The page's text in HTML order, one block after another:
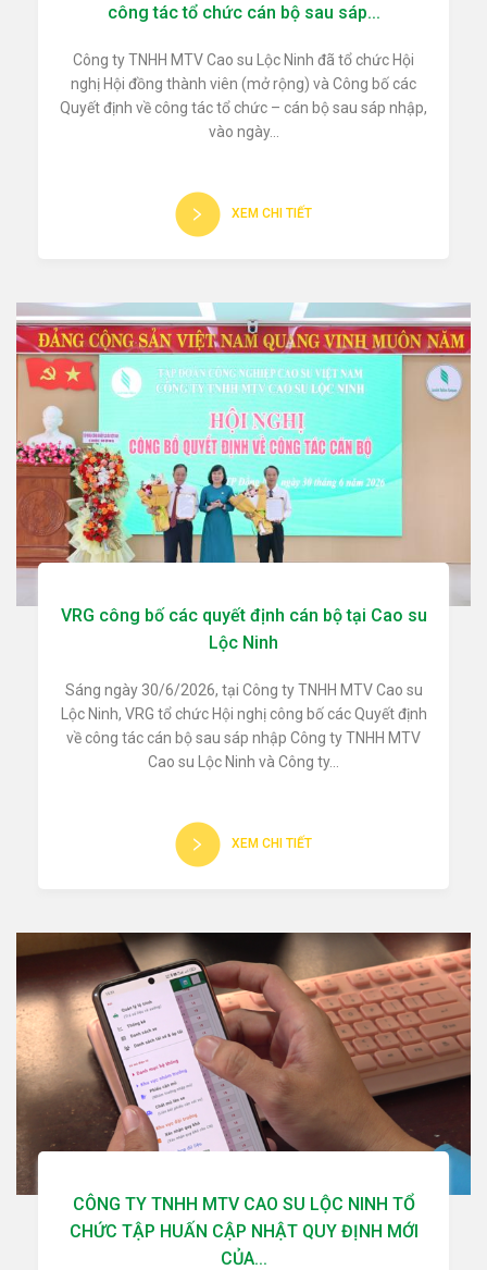
công tác tổ chức cán bộ sau sáp...
Công ty TNHH MTV Cao su Lộc Ninh đã tổ chức Hội
nghị Hội đồng thành viên (mở rộng) và Công bố các
Quyết định về công tác tổ chức – cán bộ sau sáp nhập,
vào ngày...
XEM CHI TIẾT
VRG công bố các quyết định cán bộ tại Cao su
Lộc Ninh
Sáng ngày 30/6/2026, tại Công ty TNHH MTV Cao su
Lộc Ninh, VRG tổ chức Hội nghị công bố các Quyết định
về công tác cán bộ sau sáp nhập Công ty TNHH MTV
Cao su Lộc Ninh và Công ty...
XEM CHI TIẾT
CÔNG TY TNHH MTV CAO SU LỘC NINH TỔ
CHỨC TẬP HUẤN CẬP NHẬT QUY ĐỊNH MỚI
CỦA...